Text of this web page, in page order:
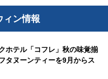
ィン情報
ホテル「コフレ」秋の味覚揃
タヌーンティーを9月からス